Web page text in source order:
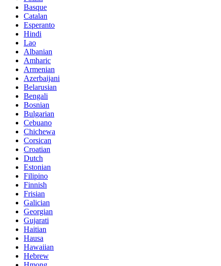
Basque
Catalan
Esperanto
Hindi
Lao
Albanian
Amharic
Armenian
Azerbaijani
Belarusian
Bengali
Bosnian
Bulgarian
Cebuano
Chichewa
Corsican
Croatian
Dutch
Estonian
Filipino
Finnish
Frisian
Galician
Georgian
Gujarati
Haitian
Hausa
Hawaiian
Hebrew